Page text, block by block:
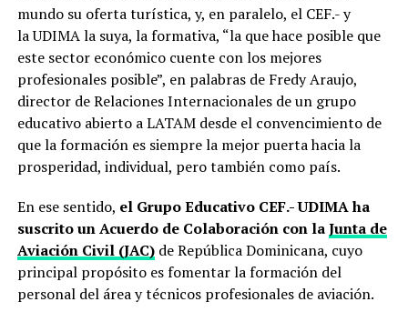
mundo su oferta turística, y, en paralelo, el CEF.- y
la UDIMA la suya, la formativa, “la que hace posible que
este sector económico cuente con los mejores
profesionales posible”, en palabras de Fredy Araujo,
director de Relaciones Internacionales de un grupo
educativo abierto a LATAM desde el convencimiento de
que la formación es siempre la mejor puerta hacia la
prosperidad, individual, pero también como país.
En ese sentido, el Grupo Educativo CEF.- UDIMA ha
suscrito un Acuerdo de Colaboración con laJunta de
Aviación Civil (JAC)de República Dominicana, cuyo
principal propósito es fomentar la formación del
personal del área y técnicos profesionales de aviación.